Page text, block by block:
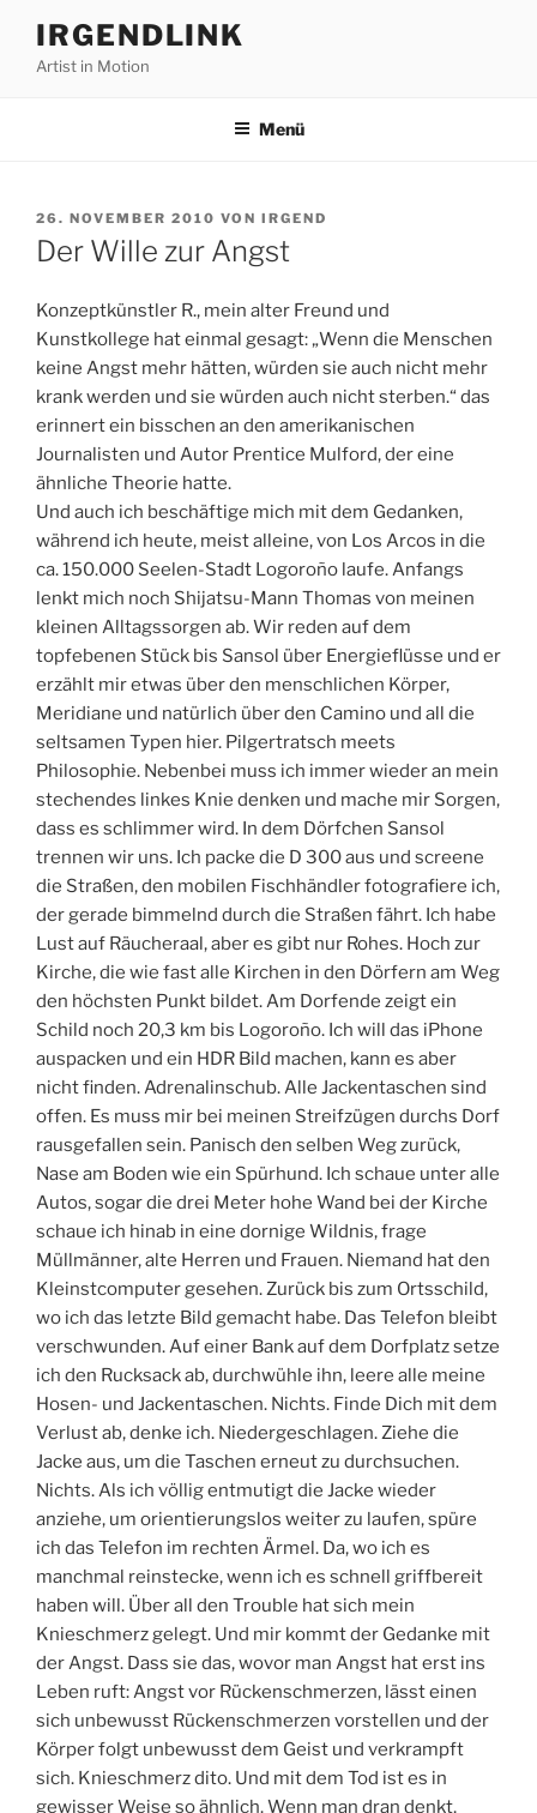
Inhalt
springen
IRGENDLINK
Artist in Motion
Menü
VERÖFFENTLICHT
AM
26. NOVEMBER 2010 VON IRGEND
Der Wille zur Angst
Konzeptkünstler R., mein alter Freund und
Kunstkollege hat einmal gesagt: „Wenn die Menschen
keine Angst mehr hätten, würden sie auch nicht mehr
krank werden und sie würden auch nicht sterben.“ das
erinnert ein bisschen an den amerikanischen
Journalisten und Autor Prentice Mulford, der eine
ähnliche Theorie hatte.
Und auch ich beschäftige mich mit dem Gedanken,
während ich heute, meist alleine, von Los Arcos in die
ca. 150.000 Seelen-Stadt Logoroño laufe. Anfangs
lenkt mich noch Shijatsu-Mann Thomas von meinen
kleinen Alltagssorgen ab. Wir reden auf dem
topfebenen Stück bis Sansol über Energieflüsse und er
erzählt mir etwas über den menschlichen Körper,
Meridiane und natürlich über den Camino und all die
seltsamen Typen hier. Pilgertratsch meets
Philosophie. Nebenbei muss ich immer wieder an mein
stechendes linkes Knie denken und mache mir Sorgen,
dass es schlimmer wird. In dem Dörfchen Sansol
trennen wir uns. Ich packe die D 300 aus und screene
die Straßen, den mobilen Fischhändler fotografiere ich,
der gerade bimmelnd durch die Straßen fährt. Ich habe
Lust auf Räucheraal, aber es gibt nur Rohes. Hoch zur
Kirche, die wie fast alle Kirchen in den Dörfern am Weg
den höchsten Punkt bildet. Am Dorfende zeigt ein
Schild noch 20,3 km bis Logoroño. Ich will das iPhone
auspacken und ein HDR Bild machen, kann es aber
nicht finden. Adrenalinschub. Alle Jackentaschen sind
offen. Es muss mir bei meinen Streifzügen durchs Dorf
rausgefallen sein. Panisch den selben Weg zurück,
Nase am Boden wie ein Spürhund. Ich schaue unter alle
Autos, sogar die drei Meter hohe Wand bei der Kirche
schaue ich hinab in eine dornige Wildnis, frage
Müllmänner, alte Herren und Frauen. Niemand hat den
Kleinstcomputer gesehen. Zurück bis zum Ortsschild,
wo ich das letzte Bild gemacht habe. Das Telefon bleibt
verschwunden. Auf einer Bank auf dem Dorfplatz setze
ich den Rucksack ab, durchwühle ihn, leere alle meine
Hosen- und Jackentaschen. Nichts. Finde Dich mit dem
Verlust ab, denke ich. Niedergeschlagen. Ziehe die
Jacke aus, um die Taschen erneut zu durchsuchen.
Nichts. Als ich völlig entmutigt die Jacke wieder
anziehe, um orientierungslos weiter zu laufen, spüre
ich das Telefon im rechten Ärmel. Da, wo ich es
manchmal reinstecke, wenn ich es schnell griffbereit
haben will. Über all den Trouble hat sich mein
Knieschmerz gelegt. Und mir kommt der Gedanke mit
der Angst. Dass sie das, wovor man Angst hat erst ins
Leben ruft: Angst vor Rückenschmerzen, lässt einen
sich unbewusst Rückenschmerzen vorstellen und der
Körper folgt unbewusst dem Geist und verkrampft
sich. Knieschmerz dito. Und mit dem Tod ist es in
gewisser Weise so ähnlich. Wenn man dran denkt,